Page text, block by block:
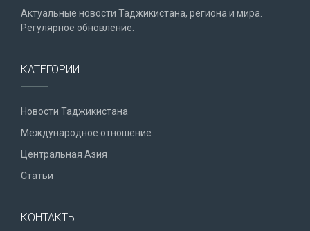
Актуальные новости Таджикистана, региона и мира.
Регулярное обновление.
КАТЕГОРИИ
Новости Таджикистана
Международное отношение
Центральная Азия
Статьи
КОНТАКТЫ